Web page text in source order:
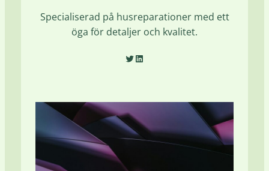
Specialiserad på husreparationer med ett
öga för detaljer och kvalitet.
Twitter LinkedIn